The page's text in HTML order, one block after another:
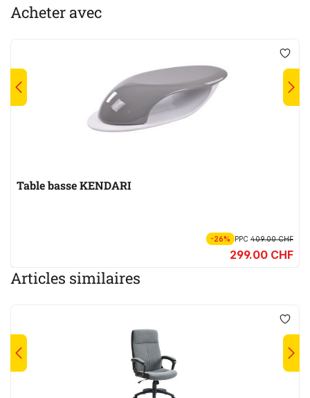
Acheter avec
Table basse KENDARI
-26% PPC409.00 CHF
299.00 CHF
Articles similaires